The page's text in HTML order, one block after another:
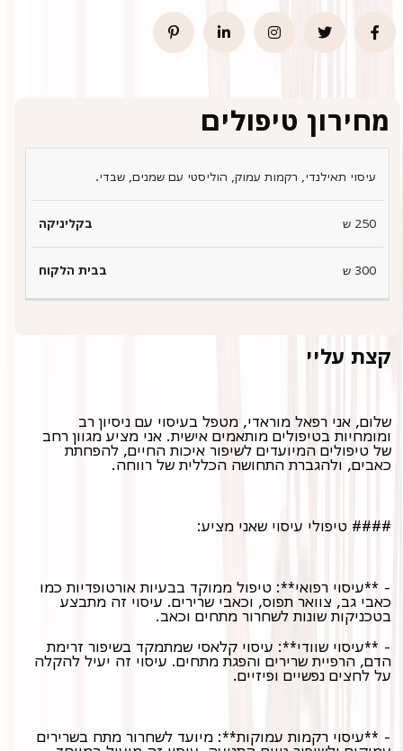
מחירון טיפולים
סוגי בבית
עיסוי תאילנדי, רקמות עמוק, הוליסטי עם שמנים, שבדי.
250 ש
300 ש
קצת עליי
שלום, אני רפאל מוראדי, מטפל בעיסוי עם ניסיון רב
ומומחיות בטיפולים מותאמים אישית. אני מציע מגוון רחב
של טיפולים המיועדים לשיפור איכות החיים, להפחתת
כאבים, ולהגברת התחושה הכללית של רווחה.
#### טיפולי עיסוי שאני מציע:
- **עיסוי רפואי**: טיפול ממוקד בבעיות אורטופדיות כמו
כאבי גב, צוואר תפוס, וכאבי שרירים. עיסוי זה מתבצע
בטכניקות שונות לשחרור מתחים וכאב.
- **עיסוי שוודי**: עיסוי קלאסי שמתמקד בשיפור זרימת
הדם, הרפיית שרירים והפגת מתחים. עיסוי זה יעיל להקלה
על לחצים נפשיים ופיזיים.
- **עיסוי רקמות עמוקות**: מיועד לשחרור מתח בשרירים